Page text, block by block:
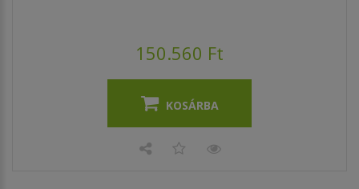
150.560 Ft
KOSÁRBA